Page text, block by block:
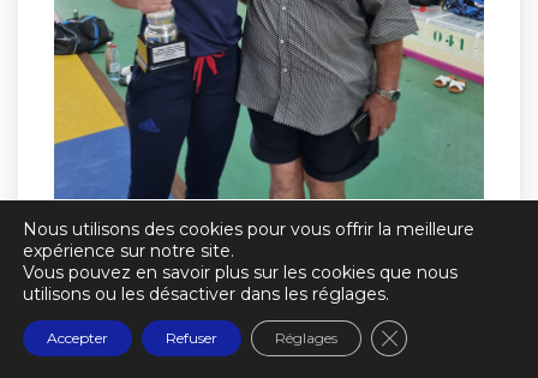
Nous utilisons des cookies pour vous offrir la meilleure
expérience sur notre site.
Vous pouvez en savoir plus sur les cookies que nous
utilisons ou les désactiver dans les réglages.
Accepter Refuser Réglages Fermer la